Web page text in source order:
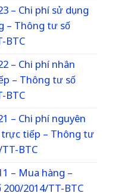
– Chi phí sử dụng
– Thông tư số
BTC
– Chi phí nhân
– Thông tư số
BTC
– Chi phí nguyên
tiếp – Thông tư
BTC
– Mua hàng –